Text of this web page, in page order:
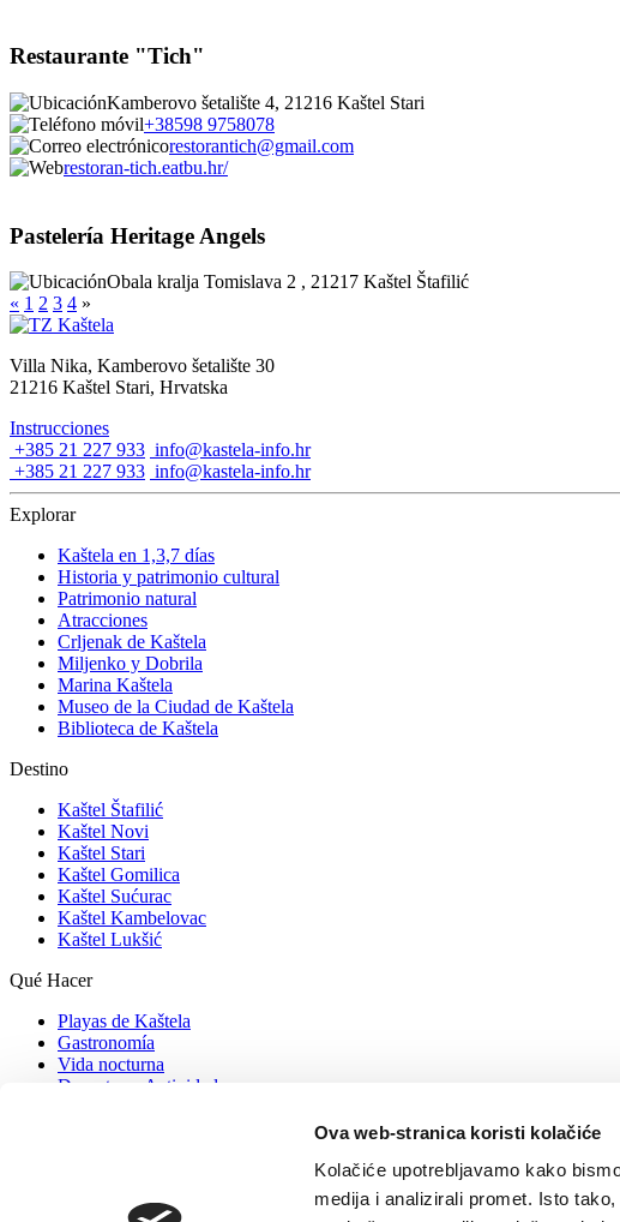
Ova web-stranica koristi kolačiće
Kolačiće upotrebljavamo kako
medija i analizirali promet. Isto
Restaurante "Tich"
Kamberovo šetalište 4, 21216 Kaštel Stari
+38598 9758078
restorantich@gmail.com
restoran-tich.eatbu.hr/
Pastelería Heritage Angels
Obala kralja Tomislava 2 , 21217 Kaštel Štafilić
« 1 2 3 4 »
Villa Nika, Kamberovo šetalište 30
21216 Kaštel Stari, Hrvatska
Instrucciones
+385 21 227 933 info@kastela-info.hr
+385 21 227 933 info@kastela-info.hr
Explorar
Kaštela en 1,3,7 días
Historia y patrimonio cultural
Patrimonio natural
Atracciones
Crljenak de Kaštela
Miljenko y Dobrila
Marina Kaštela
Museo de la Ciudad de Kaštela
Biblioteca de Kaštela
Destino
Kaštel Štafilić
Kaštel Novi
Kaštel Stari
Kaštel Gomilica
Kaštel Sućurac
Kaštel Kambelovac
Kaštel Lukšić
Qué Hacer
Playas de Kaštela
Gastronomía
Vida nocturna
Deportes y Actividades
¿Cómo contactar con nosotros?